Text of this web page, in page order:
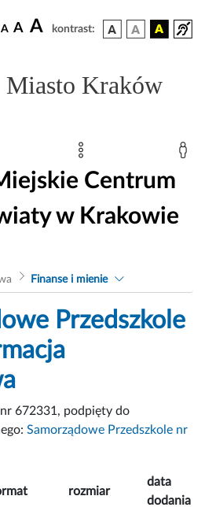
A A A kontrast:
Miasto Kraków
Centrum
w Krakowie
Finanse i mienie
Przedszkole
672331, podpięty do
Samorządowe Przedszkole nr
rozmiar
data
dodania